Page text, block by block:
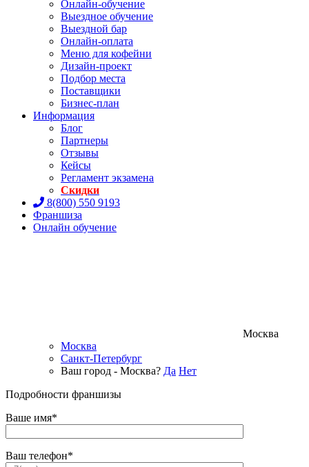
Онлайн-обучение
Выездное обучение
Выездной бар
Онлайн-оплата
Меню для кофейни
Дизайн-проект
Подбор места
Поставщики
Бизнес-план
Информация
Блог
Партнеры
Отзывы
Кейсы
Регламент экзамена
Скидки
8(800) 550 9193
Франшиза
Онлайн обучение
Москва
Москва
Санкт-Петербург
Ваш город - Москва? Да Нет
Подробности франшизы
Ваше имя*
Ваш телефон*